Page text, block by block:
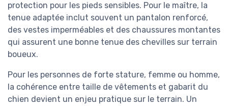
protection pour les pieds sensibles. Pour le maître, la
tenue adaptée inclut souvent un pantalon renforcé,
des vestes imperméables et des chaussures montantes
qui assurent une bonne tenue des chevilles sur terrain
boueux.
Pour les personnes de forte stature, femme ou homme,
la cohérence entre taille de vêtements et gabarit du
chien devient un enjeu pratique sur le terrain. Un